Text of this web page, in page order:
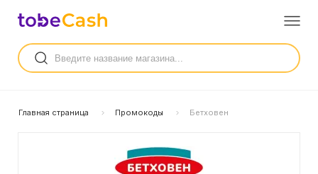
Главная страница Промокоды Бетховен